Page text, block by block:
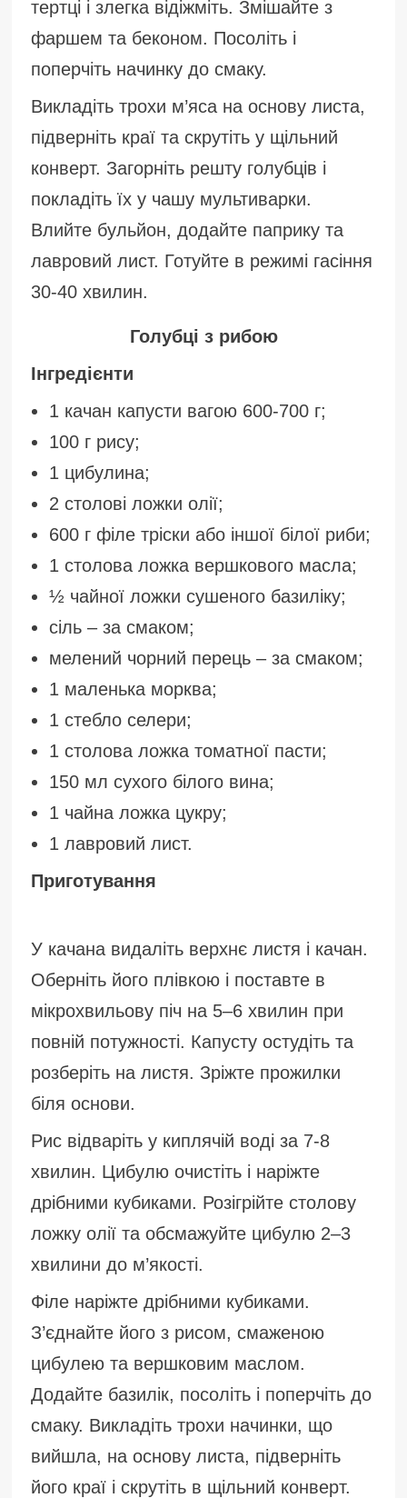
тертці і злегка відіжміть. Змішайте з
фаршем та беконом. Посоліть і
поперчіть начинку до смаку.
Викладіть трохи м’яса на основу листа,
підверніть краї та скрутіть у щільний
конверт. Загорніть решту голубців і
покладіть їх у чашу мультиварки.
Влийте бульйон, додайте паприку та
лавровий лист. Готуйте в режимі гасіння
30-40 хвилин.
Голубці з рибою
Інгредієнти
1 качан капусти вагою 600-700 г;
100 г рису;
1 цибулина;
2 столові ложки олії;
600 г філе тріски або іншої білої риби;
1 столова ложка вершкового масла;
½ чайної ложки сушеного базиліку;
сіль – за смаком;
мелений чорний перець – за смаком;
1 маленька морква;
1 стебло селери;
1 столова ложка томатної пасти;
150 мл сухого білого вина;
1 чайна ложка цукру;
1 лавровий лист.
Приготування
У качана видаліть верхнє листя і качан.
Оберніть його плівкою і поставте в
мікрохвильову піч на 5–6 хвилин при
повній потужності. Капусту остудіть та
розберіть на листя. Зріжте прожилки
біля основи.
Рис відваріть у киплячій воді за 7-8
хвилин. Цибулю очистіть і наріжте
дрібними кубиками. Розігрійте столову
ложку олії та обсмажуйте цибулю 2–3
хвилини до м’якості.
Філе наріжте дрібними кубиками.
З’єднайте його з рисом, смаженою
цибулею та вершковим маслом.
Додайте базилік, посоліть і поперчіть до
смаку. Викладіть трохи начинки, що
вийшла, на основу листа, підверніть
його краї і скрутіть в щільний конверт.